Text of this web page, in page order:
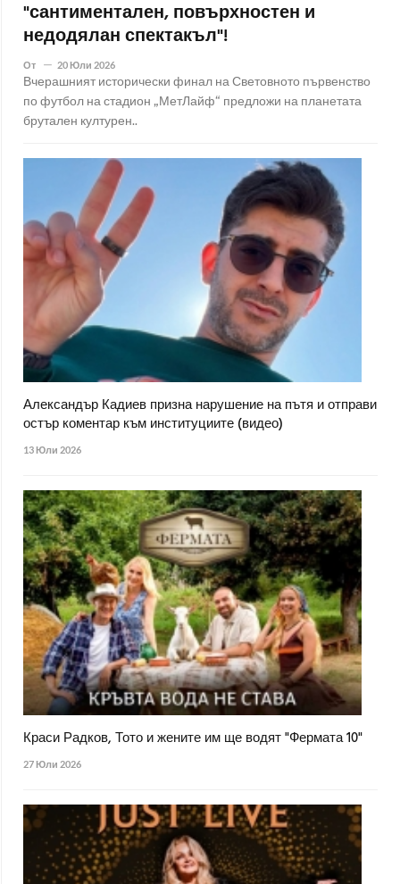
"сантиментален, повърхностен и
недодялан спектакъл"!
От 20 Юли 2026
Вчерашният исторически финал на Световното първенство
по футбол на стадион „МетЛайф“ предложи на планетата
брутален културен..
Александър Кадиев призна нарушение на пътя и отправи
остър коментар към институциите (видео)
13 Юли 2026
Краси Радков, Тото и жените им ще водят "Фермата 10"
27 Юли 2026